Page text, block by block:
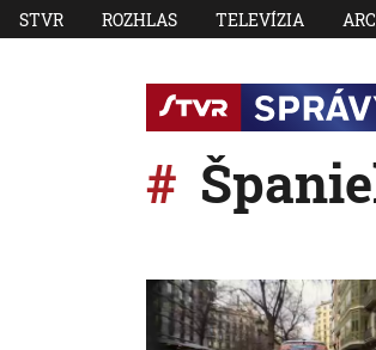
STVR ROZHLAS TELEVÍZIA